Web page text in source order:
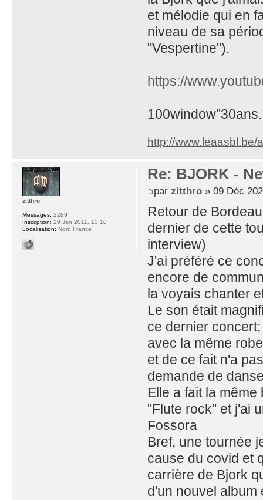
et mélodie qui en
niveau de sa
"Vespertine").
https://
http://www.leaasbl.be/
Re: BJORK -
par zitthro» 09 Déc
Retour de
dernier de cette
interview)
J'ai préféré ce
encore de
la voyais chanter
Le son était
ce dernier
avec la même
et de ce fait n'a
demande de
Elle a fait la
"Flute rock" et j'ai
Fossora
Bref, une tournée
cause du covid et
carrière de Bjork
d'un nouvel album
zitthro
Messages: 2289
Inscription: 29 Jan 2011, 13:10
Localisation: Nord,France